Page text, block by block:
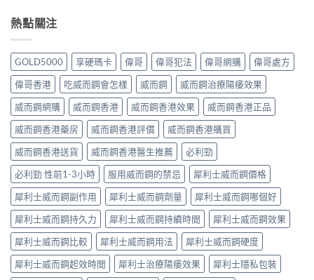
熱點關注
GOLD5000 享硬瑪卡 偉哥 偉哥犯法 偉哥網購
偉哥處方
偉哥香港
吃威而鋼會怎樣 威而鋼
威而鋼治療陽痿效果
威而鋼網購
威而鋼香港 威而鋼香港效果
威而鋼香港正品
威而鋼香港藥房
威而鋼香港評價
威而鋼香港購買
威而鋼香港送貨
威而鋼香港醫生推薦
必利勁
必利勁 性前1-3小時
服用威而鋼的禁忌
犀利士威而鋼價格
犀利士威而鋼副作用
犀利士威而鋼劑量
犀利士威而鋼哪個好
犀利士威而鋼持久力
犀利士威而鋼持續時間
犀利士威而鋼效果
犀利士威而鋼比較
犀利士威而鋼用法
犀利士威而鋼硬度
犀利士威而鋼起效時間
犀利士治療陽痿效果
犀利士隱私包裝